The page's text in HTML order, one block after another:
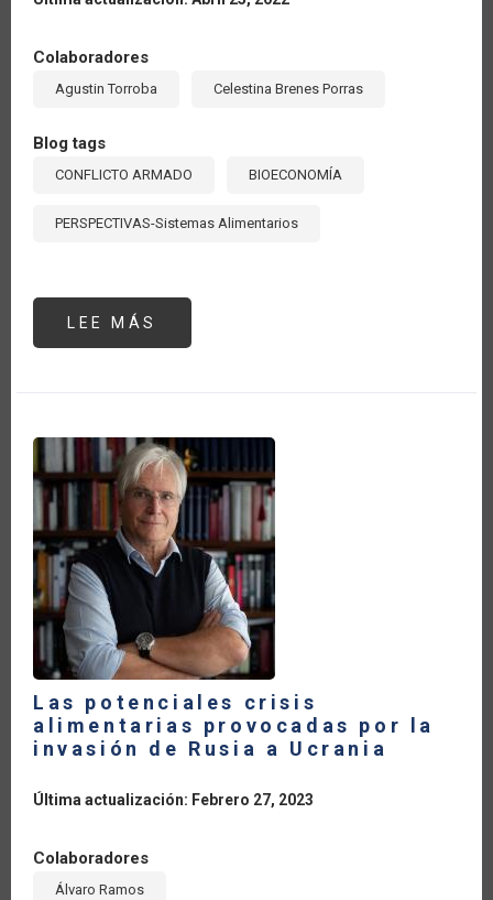
Colaboradores
Agustin Torroba Celestina Brenes Porras
Blog tags
CONFLICTO ARMADO BIOECONOMÍA
PERSPECTIVAS-Sistemas Alimentarios
LEE MÁS
IMPORTANCIA
LA
SEGURIDAD
ENERGÉTICA
A
RAÍZ
DE
LA
GUERRA
ENTRE
RUSIA
UCRANIA:
PAPEL
DE
LOS
BIOCOMBUSTIBLES
Las potenciales crisis
alimentarias provocadas por la
invasión de Rusia a Ucrania
Última actualización: Febrero 27, 2023
Colaboradores
Álvaro Ramos